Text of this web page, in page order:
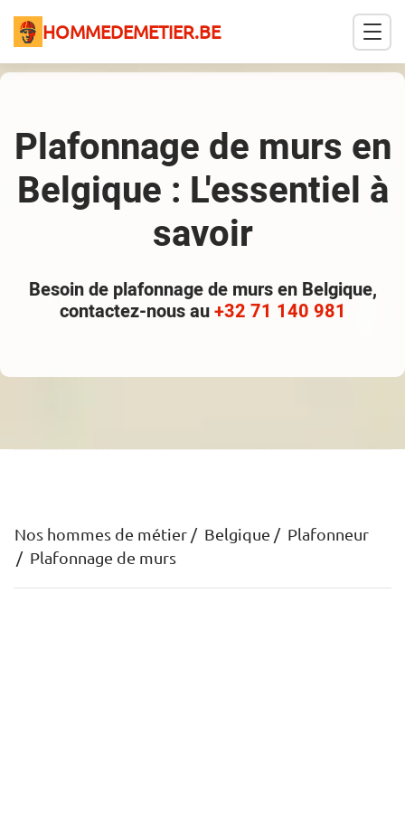
HOMMEDEMETIER.BE
Plafonnage de murs en
Belgique : L'essentiel à
savoir
Besoin de plafonnage de murs en Belgique,
contactez-nous au+32 71 140 981
Nos hommes de métier Belgique
Plafonneur
Plafonnage de murs